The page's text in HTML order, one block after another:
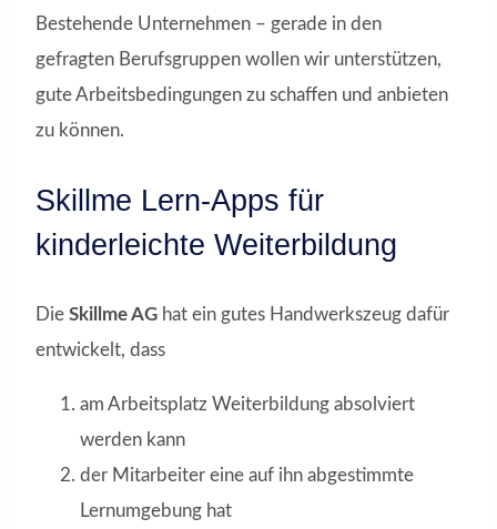
Bestehende Unternehmen – gerade in den
gefragten Berufsgruppen wollen wir unterstützen,
gute Arbeitsbedingungen zu schaffen und anbieten
zu können.
Skillme Lern-Apps für
kinderleichte Weiterbildung
Die Skillme AG hat ein gutes Handwerkszeug dafür
entwickelt, dass
am Arbeitsplatz Weiterbildung absolviert
werden kann
der Mitarbeiter eine auf ihn abgestimmte
Lernumgebung hat